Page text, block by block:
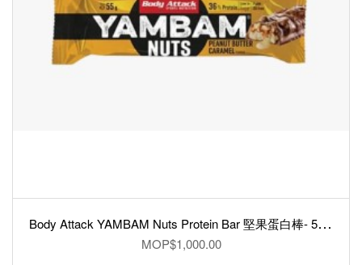
B
ody Attack YAMBAM Nuts Protein Bar 堅果蛋白棒- 55克
MOP$1,000.00